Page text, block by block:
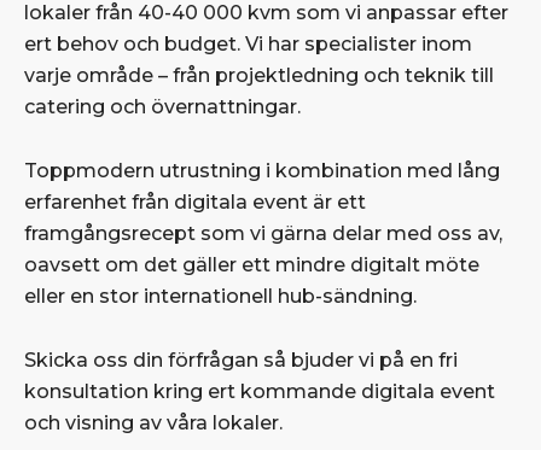
lokaler från 40-40 000 kvm som vi anpassar efter
ert behov och budget. Vi har specialister inom
varje område – från projektledning och teknik till
catering och övernattningar.
Toppmodern utrustning i kombination med lång
erfarenhet från digitala event är ett
framgångsrecept som vi gärna delar med oss av,
oavsett om det gäller ett mindre digitalt möte
eller en stor internationell hub-sändning.
Skicka oss din förfrågan så bjuder vi på en fri
konsultation kring ert kommande digitala event
och visning av våra lokaler.